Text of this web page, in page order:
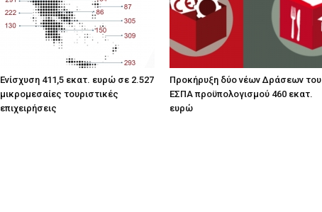
Ενίσχυση 411,5 εκατ. ευρώ σε 2.527
μικρομεσαίες τουριστικές
επιχειρήσεις
Προκήρυξη δύο νέων Δράσεων του
ΕΣΠΑ προϋπολογισμού 460 εκατ.
ευρώ